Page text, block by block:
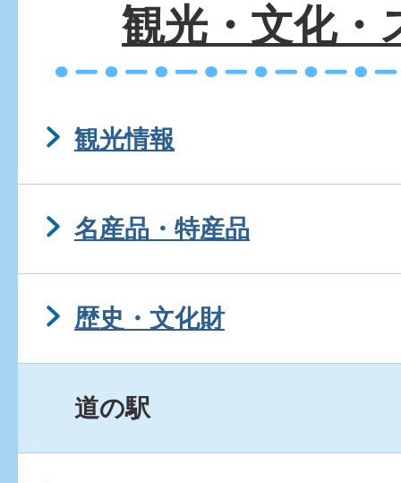
道の駅「木更津 うまくた
ー対応ですか。
道の駅「木更津 うまくたの
観光・文化・
観光情報
名産品・特産品
歴史・文化財
道の駅